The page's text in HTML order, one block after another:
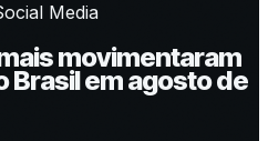
Media
movimentaram
Brasil em agosto de